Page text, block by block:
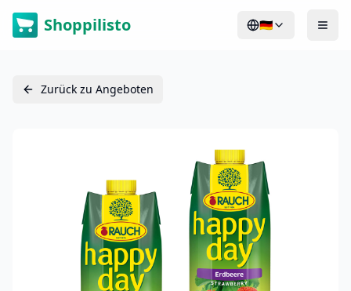
Shoppilisto 🇩🇪
Zurück zu Angeboten